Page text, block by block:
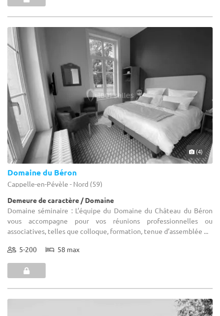
(4)
Domaine du Béron
Cappelle-en-Pévèle - Nord (59)
Demeure de caractère / Domaine
Domaine séminaire : L’équipe du Domaine du Château du Béron
vous accompagne pour vos réunions professionnelles ou
associatives, telles que colloque, formation, tenue d’assemblée ...
5-200 58 max